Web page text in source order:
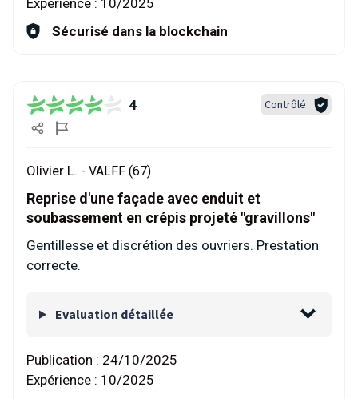
Expérience : 10/2025
Sécurisé dans la blockchain
4 Contrôlé
Olivier L. - VALFF (67)
Reprise d'une façade avec enduit et
soubassement en crépis projeté "gravillons"
Gentillesse et discrétion des ouvriers. Prestation
correcte.
Evaluation détaillée
Publication : 24/10/2025
Expérience : 10/2025